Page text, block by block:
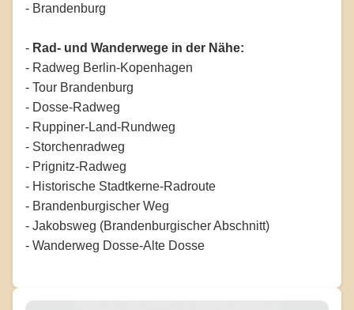
- Brandenburg
- Rad- und Wanderwege in der Nähe:
- Radweg Berlin-Kopenhagen
- Tour Brandenburg
- Dosse-Radweg
- Ruppiner-Land-Rundweg
- Storchenradweg
- Prignitz-Radweg
- Historische Stadtkerne-Radroute
- Brandenburgischer Weg
- Jakobsweg (Brandenburgischer Abschnitt)
- Wanderweg Dosse-Alte Dosse